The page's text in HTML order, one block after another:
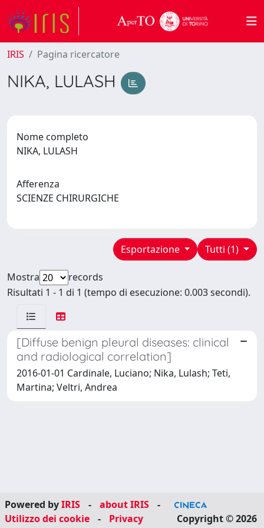
IRIS Pagina ricercatore
NIKA, LULASH
Nome completo
NIKA, LULASH
Afferenza
SCIENZE CHIRURGICHE
Tutti (1)
Esportazione
Mostra
records
Risultati 1 - 1 di 1 (tempo di esecuzione: 0.003 secondi).
[Diffuse benign pleural diseases: clinical
and radiological correlation]
2016-01-01 Cardinale, Luciano; Nika, Lulash; Teti,
Martina; Veltri, Andrea
Powered byIRIS - about IRIS
-
Utilizzo dei cookie
- Privacy Copyright © 2026